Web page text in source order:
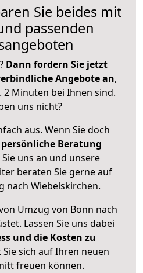
Sie beides mit
passenden
Dann fordern Sie jetzt
Angebote an,
2 Minuten bei Ihnen sind.
uns nicht?
aus. Wenn Sie doch
persönliche Beratung
uns an und unsere
beraten Sie gerne auf
nach Wiebelskirchen.
Umzug von Bonn nach
Lassen Sie uns dabei
und die Kosten zu
Sie sich auf Ihren neuen
freuen können.